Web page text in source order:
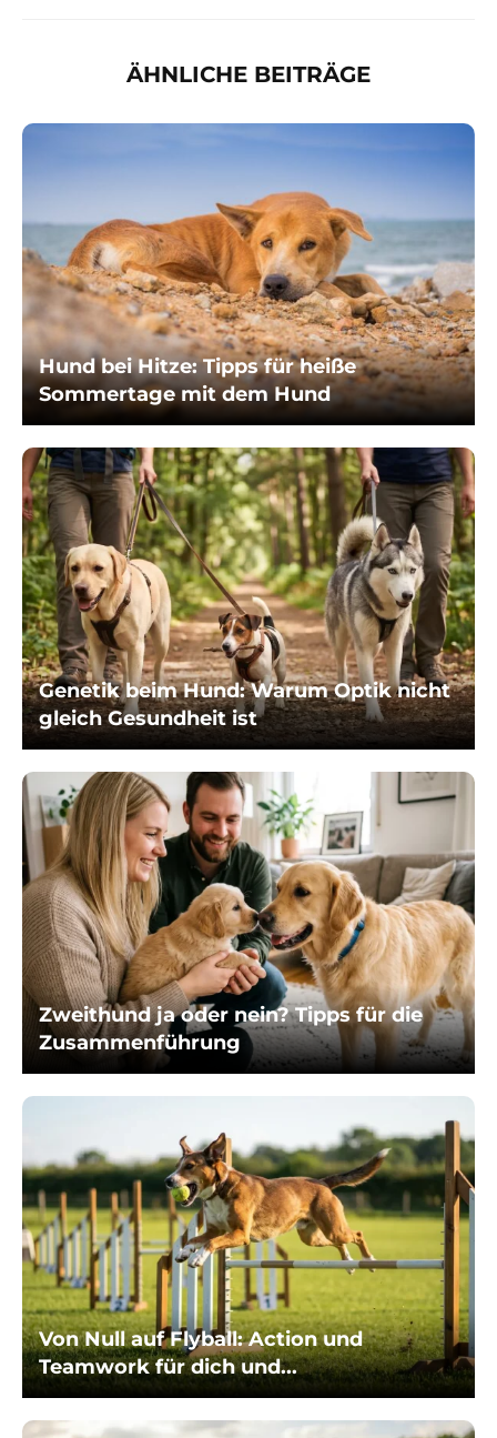
ÄHNLICHE BEITRÄGE
Hund bei Hitze: Tipps für heiße
Sommertage mit dem Hund
Genetik beim Hund: Warum Optik nicht
gleich Gesundheit ist
Zweithund ja oder nein? Tipps für die
Zusammenführung
Von Null auf Flyball: Action und
Teamwork für dich und...